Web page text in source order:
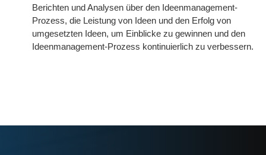
Berichten und Analysen über den Ideenmanagement-
Prozess, die Leistung von Ideen und den Erfolg von
umgesetzten Ideen, um Einblicke zu gewinnen und den
Ideenmanagement-Prozess kontinuierlich zu verbessern.